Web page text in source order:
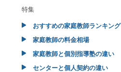
特集
おすすめの家庭教師ランキング
家庭教師の料金相場
家庭教師と個別指導塾の違い
センターと個人契約の違い